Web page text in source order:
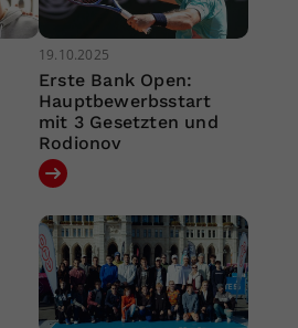
19.10.2025
Erste Bank Open:
Hauptbewerbsstart
mit 3 Gesetzten und
Rodionov